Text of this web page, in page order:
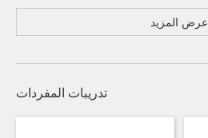
عرض المزيد
تدريبات المفردات